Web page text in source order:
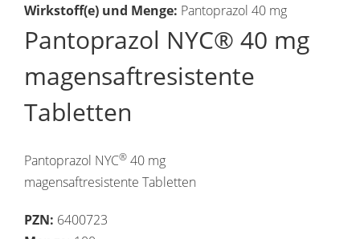
Wirkstoff(e) und Menge: Pantoprazol 40 mg
Pantoprazol NYC® 40 mg
magensaftresistente
Tabletten
Pantoprazol NYC® 40 mg
magensaftresistente Tabletten
PZN: 6400723